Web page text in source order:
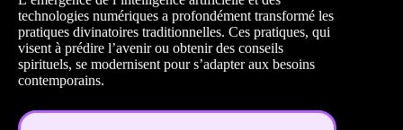
technologies numériques a profondément transformé les
pratiques divinatoires traditionnelles. Ces pratiques, qui
visent à prédire l’avenir ou obtenir des conseils
spirituels, se modernisent pour s’adapter aux besoins
contemporains.